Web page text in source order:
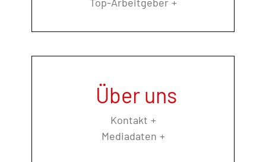
Über uns
Kontakt
Mediadaten